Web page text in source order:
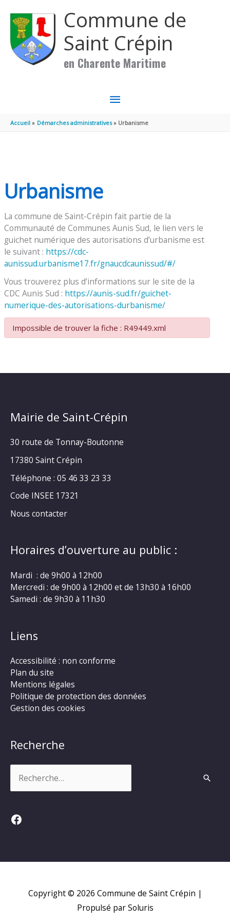
Commune de
Saint Crépin
en Charente Maritime
MENU
PRINCIPAL
Accueil Démarches administratives Urbanisme
Urbanisme
La commune de Saint-Crépin fait partie de la
Communauté de Communes Aunis Sud, le lien vers le
guichet numérique des autorisations d’urbanisme est
le suivant : https://cdc-
aunissud.urbanisme17.fr/gnaucdcaunissud/#/
Vous trouverez plus d’informations sur le site de la
CDC Aunis Sud : https://aunis-sud.fr/guichet-
numerique-des-autorisations-durbanisme/
Impossible de trouver la fiche : R49449.xml
Mairie de Saint-Crépin
30 route de Tonnay-Boutonne
17380 Saint Crépin
Téléphone : 05 46 33 23 33
Code INSEE 17321
Nous contacter
Horaires d’ouverture au public :
Mardi : de 9h00 à 12h00
Mercredi : de 9h00 à 12h00 et de 13h30 à 16h00
Samedi : de 9h30 à 11h30
Liens
Accessibilité : non conforme
Plan du site
Mentions légales
Politique de protection des données
Gestion des cookies
Recherche
Facebook
Copyright © 2026 Commune de Saint Crépin |
Propulsé par Soluris